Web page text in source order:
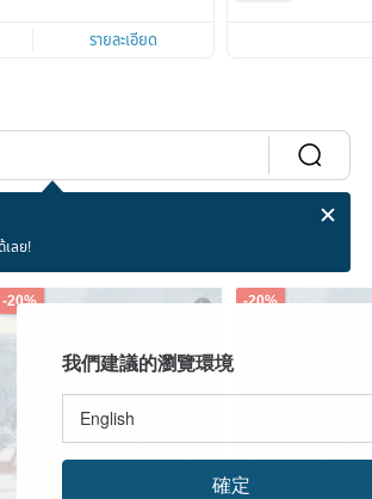
รายละเอียด
เลย!
-20% -20%
我們建議的瀏覽環境
確定